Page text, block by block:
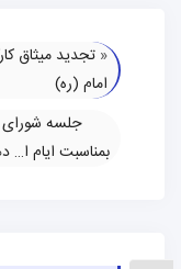
«تجدید میثاق
امام (ره)
جلسه شورای
بمناسبت ایام ا…